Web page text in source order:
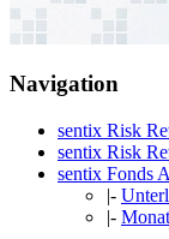
Navigation
sentix Risk
sentix Risk
sentix Fonds
|-
|-